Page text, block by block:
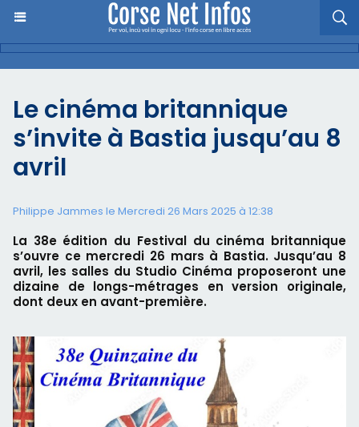
Le cinéma britannique
s’invite à Bastia jusqu’au 8
avril
Philippe Jammes le Mercredi 26 Mars 2025 à 12:38
La 38e édition du Festival du cinéma britannique
s’ouvre ce mercredi 26 mars à Bastia. Jusqu’au 8
avril, les salles du Studio Cinéma proposeront une
dizaine de longs-métrages en version originale,
dont deux en avant-première.